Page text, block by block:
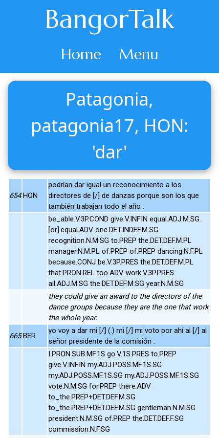
BangorTalk
Home Menu
Patagonia,
patagonia17, HON:
'dar'
654 HON
podrían dar igual un reconocimiento a los
directores de [/] de danzas porque son los que
también trabajan todo el año .
be_able.V.3P.COND give.V.INFIN equal.ADJ.M.SG.
[or].equal.ADV one.DET.INDEF.M.SG
recognition.N.M.SG to.PREP the.DET.DEF.M.PL
manager.N.M.PL of.PREP of.PREP dancing.N.F.PL
because.CONJ be.V.3P.PRES the.DET.DEF.M.PL
that.PRON.REL too.ADV work.V.3P.PRES
all.ADJ.M.SG the.DET.DEF.M.SG year.N.M.SG
they could give an award to the directors of the
dance groups because they are the one that work
the whole year.
665 BER
yo voy a dar mi [/] (.) mi [/] mi voto por ahí al [/] al
señor presidente de la comisión .
I.PRON.SUB.MF.1S go.V.1S.PRES to.PREP
give.V.INFIN my.ADJ.POSS.MF.1S.SG
my.ADJ.POSS.MF.1S.SG my.ADJ.POSS.MF.1S.SG
vote.N.M.SG for.PREP there.ADV
to_the.PREP+DET.DEF.M.SG
to_the.PREP+DET.DEF.M.SG gentleman.N.M.SG
president.N.M.SG of.PREP the.DET.DEF.F.SG
commission.N.F.SG